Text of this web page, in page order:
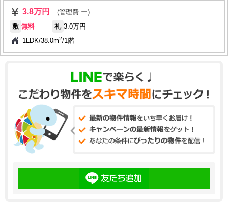
3.8万円
(管理費 ー)
敷 無料 礼 3.0万円
1LDK/38.0m2/1階